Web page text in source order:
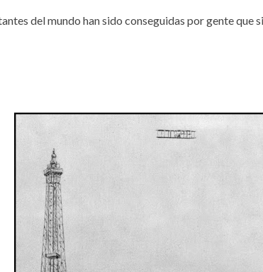
del mundo han sido conseguidas por gente